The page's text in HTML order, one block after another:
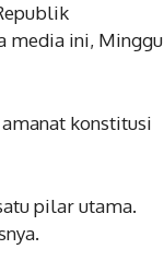
media ini, Minggu
konstitusi
pilar utama.